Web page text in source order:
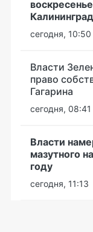
сегодня, 10:50
Власти
право
Гагарина
сегодня, 08:41
Власти
мазутного
году
сегодня, 11:13